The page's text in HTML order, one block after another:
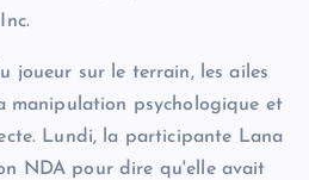
joueur sur le terrain, les ailes
manipulation psychologique et
Lundi, la participante Lana
NDA pour dire qu'elle avait